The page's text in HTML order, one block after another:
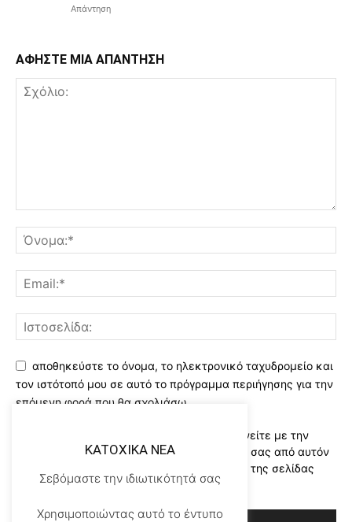
Απάντηση
ΑΦΗΣΤΕ ΜΙΑ ΑΠΑΝΤΗΣΗ
αποθηκεύστε το όνομα, το ηλεκτρονικό ταχυδρομείο και
τον ιστότοπό μου σε αυτό το πρόγραμμα περιήγησης για την
επόμενη φορά που θα σχολιάσω.
Χρησιμοποιώντας αυτό το έντυπο συμφωνείτε με την
αποθήκευση και χειρισμό των δεδομένων σας από αυτόν
τον ιστότοπο..Διαβάστε του ορους χρήσης της σελίδας
μας*
KATOXIKA NEA
Σεβόμαστε την ιδιωτικότητά σας
Χρησιμοποιώντας αυτό το έντυπο